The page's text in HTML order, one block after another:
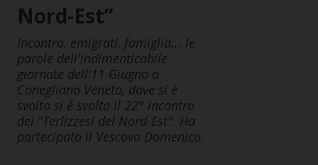
Nord-Est”
Incontro, emigrati, famiglia... le
parole dell'indimenticabile
giornate dell'11 Giugno a
Conegliano Veneto, dove si è
svolto si è svolto il 22° incontro
dei "Terlizzesi del Nord-Est". Ha
partecipato il Vescovo Domenico.